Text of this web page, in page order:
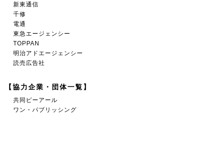
新東通信
千修
電通
東急エージェンシー
TOPPAN
明治アドエージェンシー
読売広告社
【協力企業・団体一覧】
共同ピーアール
ワン・パブリッシング